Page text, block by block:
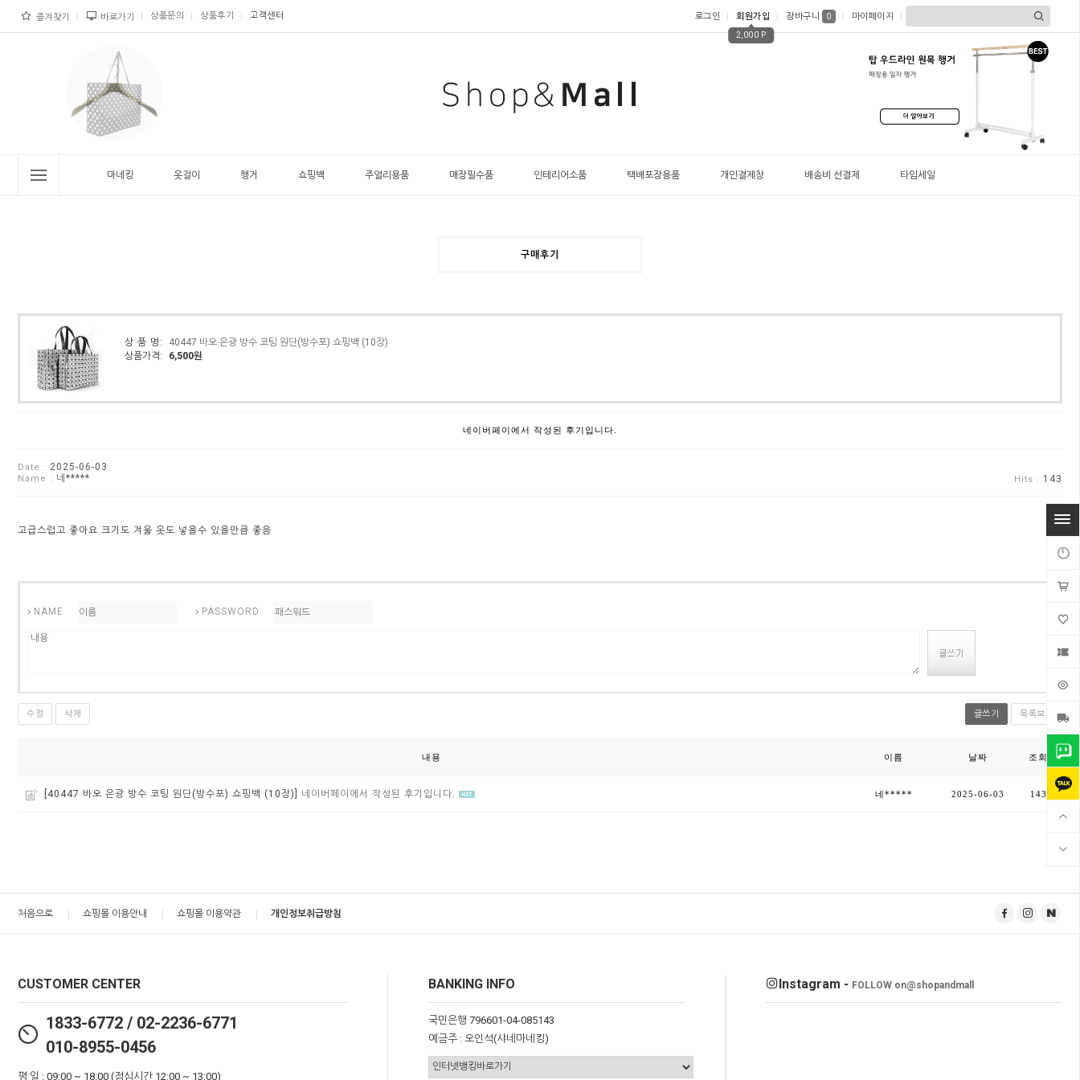
즐겨찾기 바로가기 상품문의 상품후기 고객센터 로그인 회원가입
2,000 P
장바구니 0 마이페이지
마네킹 옷걸이 행거 쇼핑백 주얼리용품 매장필수품 인테리어소품 택배포장용품 개인결제창 배송비 선결제 타임세일
구매후기
상 품 명:
40447 바오 은광 방수 코팅 원단(방수포) 쇼핑백 (10장)
상품가격:
6,500원
네이버페이에서 작성된 후기입니다.
Date : 2025-06-03
Name : 네***** Hits : 143
고급스럽고 좋아요 크기도 겨울 옷도 넣을수 있을만큼 좋음
NAME PASSWORD
수정 삭제 글쓰기 목록보기
내용 이름 날짜 조회
[40447 바오 은광 방수 코팅 원단(방수포) 쇼핑백 (10장)] 네이버페이에서 작성된 후기입니다. 네***** 2025-06-03 143
처음으로 쇼핑몰 이용안내 쇼핑몰 이용약관 개인정보취급방침
CUSTOMER CENTER
1833-6772 / 02-2236-6771
010-8955-0456
평 일 : 09:00 ~ 18:00 (점심시간 12:00 ~ 13:00)
BANKING INFO
국민은행 796601-04-085143
예금주 : 오인석(샤네마네킹)
Instagram - FOLLOW on@shopandmall